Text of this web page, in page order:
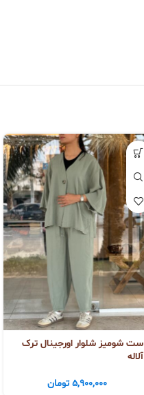
ست شومیز شلوار اورجینال ترک
آلاله
5,900,000 تومان